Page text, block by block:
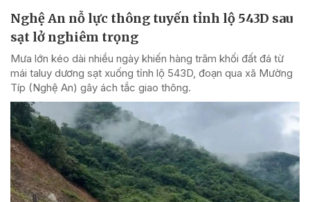
Nghệ An nỗ lực thông tuyến tỉnh lộ 543D sau
sạt lở nghiêm trọng
Mưa lớn kéo dài nhiều ngày khiến hàng trăm khối đất đá từ
mái taluy dương sạt xuống tỉnh lộ 543D, đoạn qua xã Mường
Típ (Nghệ An) gây ách tắc giao thông.